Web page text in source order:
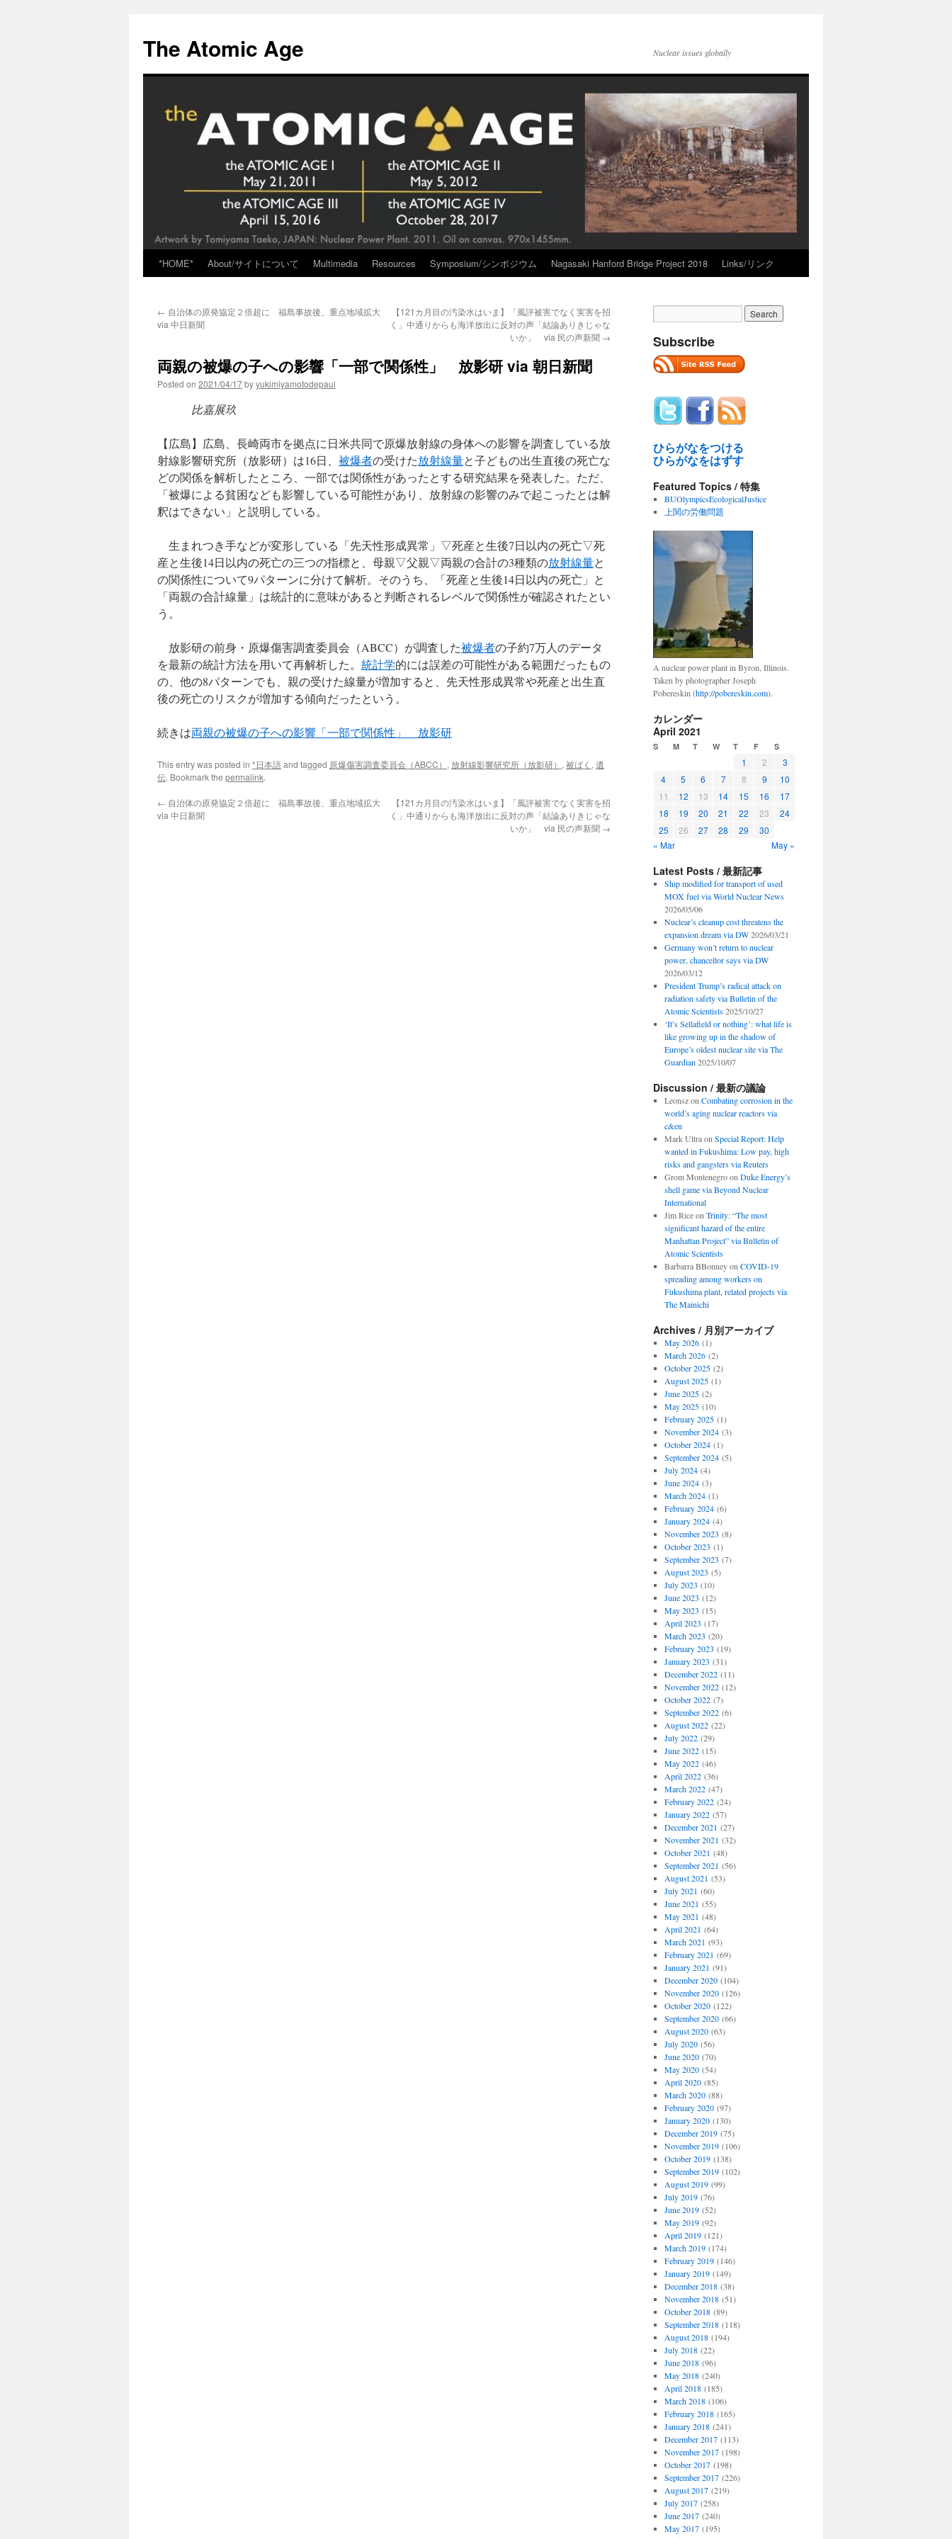
content
The Atomic Age Nuclear issues globally
*HOME* About/サイトについて Multimedia Resources Symposium/シンポジウム Nagasaki Hanford Bridge Project 2018 Links/リンク
← 自治体の原発協定２倍超に 福島事故後、重点地域拡大
via 中日新聞
【121カ月目の汚染水はいま】「風評被害でなく実害を招
く」中通りからも海洋放出に反対の声「結論ありきじゃな
いか」 via 民の声新聞 →
両親の被爆の子への影響「一部で関係性」 放影研 via 朝日新聞
Posted on 2021/04/17byyukimiyamotodepaul
比嘉展玖
【広島】広島、長崎両市を拠点に日米共同で原爆放射線の身体への影響を調査している放
射線影響研究所（放影研）は16日、 被爆者の受けた放射線量と子どもの出生直後の死亡な
どの関係を解析したところ、一部では関係性があったとする研究結果を発表した。ただ、
「被爆による貧困なども影響している可能性があり、放射線の影響のみで起こったとは解
釈はできない」と説明している。
生まれつき手などが変形している「先天性形成異常」▽死産と生後7日以内の死亡▽死
産と生後14日以内の死亡の三つの指標と、母親▽父親▽両親の合計の3種類の放射線量と
の関係性について9パターンに分けて解析。そのうち、「死産と生後14日以内の死亡」と
「両親の合計線量」は統計的に意味があると判断されるレベルで関係性が確認されたとい
う。
放影研の前身・原爆傷害調査委員会（ABCC）が調査した被爆者の子約7万人のデータ
を最新の統計方法を用いて再解析した。 統計学的には誤差の可能性がある範囲だったもの
の、他の8パターンでも、親の受けた線量が増加すると、先天性形成異常や死産と出生直
後の死亡のリスクが増加する傾向だったという。
続きは両親の被爆の子への影響「一部で関係性」 放影研
This entry was posted in *日本語and tagged 原爆傷害調査委員会（ABCC） , 放射線影響研究所（放影研） , 被ばく , 遺
伝. Bookmark the permalink.
← 自治体の原発協定２倍超に 福島事故後、重点地域拡大
via 中日新聞
【121カ月目の汚染水はいま】「風評被害でなく実害を招
く」中通りからも海洋放出に反対の声「結論ありきじゃな
いか」 via 民の声新聞 →
Subscribe
ひらがなをつける
ひらがなをはずす
Featured Topics / 特集
BUOlympicsEcologicalJustice
上関の労働問題
A nuclear power plant in Byron, Illinois.
Taken by photographer Joseph
Pobereskin (http://pobereskin.com).
カレンダー
April 2021
S M T W T F S
1 2
3
4
5 6 7 8 9
10
11
12 13 14 15 16
17
18
19 20 21 22 23
24
25
26 27 28 29
30
« Mar
May »
Latest Posts / 最新記事
Ship modified for transport of used
MOX fuel via World Nuclear News
2026/05/06
Nuclear’s cleanup cost threatens the
expansion dream via DW 2026/03/21
Germany won’t return to nuclear
power, chancellor says via DW
2026/03/12
President Trump’s radical attack on
radiation safety via Bulletin of the
Atomic Scientists 2025/10/27
‘It’s Sellafield or nothing’: what life is
like growing up in the shadow of
Europe’s oldest nuclear site via The
Guardian 2025/10/07
Discussion / 最新の議論
Leonszon Combating corrosion in the
world’s aging nuclear reactors via
c&en
Mark Ultraon Special Report: Help
wanted in Fukushima: Low pay, high
risks and gangsters via Reuters
Grom Montenegroon Duke Energy’s
shell game via Beyond Nuclear
International
Jim Riceon Trinity: “The most
significant hazard of the entire
Manhattan Project” via Bulletin of
Atomic Scientists
Barbarra BBonneyon COVID-19
spreading among workers on
Fukushima plant, related projects via
The Mainichi
Archives / 月別アーカイブ
May 2026(1)
March 2026(2)
October 2025(2)
August 2025(1)
June 2025(2)
May 2025(10)
February 2025(1)
November 2024(3)
October 2024(1)
September 2024(5)
July 2024(4)
June 2024(3)
March 2024(1)
February 2024(6)
January 2024(4)
November 2023 (8)
October 2023 (1)
September 2023 (7)
August 2023 (5)
July 2023 (10)
June 2023 (12)
May 2023 (15)
April 2023 (17)
March 2023 (20)
February 2023 (19)
January 2023 (31)
December 2022(11)
November 2022(12)
October 2022(7)
September 2022(6)
August 2022(22)
July 2022(29)
June 2022(15)
May 2022(46)
April 2022(36)
March 2022(47)
February 2022(24)
January 2022(57)
December 2021 (27)
November 2021 (32)
October 2021 (48)
September 2021 (56)
August 2021 (53)
July 2021 (60)
June 2021 (55)
May 2021 (48)
April 2021 (64)
March 2021 (93)
February 2021 (69)
January 2021 (91)
December 2020(104)
November 2020(126)
October 2020(122)
September 2020(66)
August 2020(63)
July 2020(56)
June 2020(70)
May 2020(54)
April 2020(85)
March 2020(88)
February 2020(97)
January 2020(130)
December 2019(75)
November 2019(106)
October 2019(138)
September 2019(102)
August 2019(99)
July 2019(76)
June 2019(52)
May 2019(92)
April 2019(121)
March 2019(174)
February 2019(146)
January 2019(149)
December 2018(38)
November 2018(51)
October 2018(89)
September 2018(118)
August 2018(194)
July 2018(22)
June 2018(96)
May 2018(240)
April 2018(185)
March 2018(106)
February 2018(165)
January 2018(241)
December 2017(113)
November 2017(198)
October 2017(198)
September 2017(226)
August 2017(219)
July 2017(258)
June 2017(240)
May 2017(195)